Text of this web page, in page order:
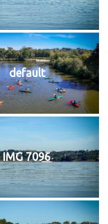
default
IMG 7096